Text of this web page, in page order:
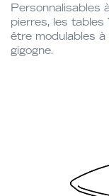
Personnalisables
pierres, les tables
être modulables
gigogne.